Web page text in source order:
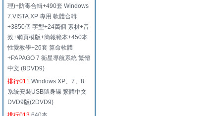
理)+防毒合輯+490套 Windows
7.VISTA.XP 專用 軟體合輯
+3850個 字型+24萬個 素材+音
效+網頁模版+簡報範本+450本
性愛教學+26套 算命軟體
+PAPAGO 7 衛星導航系統 繁體
中文 (8DVD9)
排行011 Windows XP、7、8
系統安裝USB隨身碟 繁體中文
DVD9版(2DVD9)